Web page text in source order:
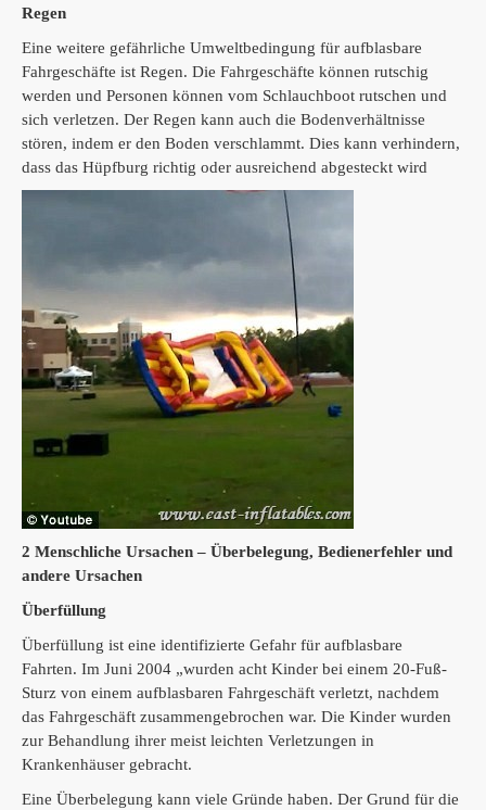
Regen
Eine weitere gefährliche Umweltbedingung für aufblasbare
Fahrgeschäfte ist Regen. Die Fahrgeschäfte können rutschig
werden und Personen können vom Schlauchboot rutschen und
sich verletzen. Der Regen kann auch die Bodenverhältnisse
stören, indem er den Boden verschlammt. Dies kann verhindern,
dass das Hüpfburg richtig oder ausreichend abgesteckt wird
2 Menschliche Ursachen – Überbelegung, Bedienerfehler und
andere Ursachen
Überfüllung
Überfüllung ist eine identifizierte Gefahr für aufblasbare
Fahrten. Im Juni 2004 „wurden acht Kinder bei einem 20-Fuß-
Sturz von einem aufblasbaren Fahrgeschäft verletzt, nachdem
das Fahrgeschäft zusammengebrochen war. Die Kinder wurden
zur Behandlung ihrer meist leichten Verletzungen in
Krankenhäuser gebracht.
Eine Überbelegung kann viele Gründe haben. Der Grund für die